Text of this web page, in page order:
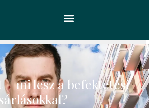
– mi lesz a befektetési